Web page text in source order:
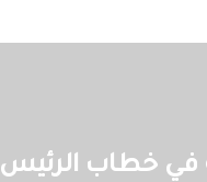
في خطاب الرئيس